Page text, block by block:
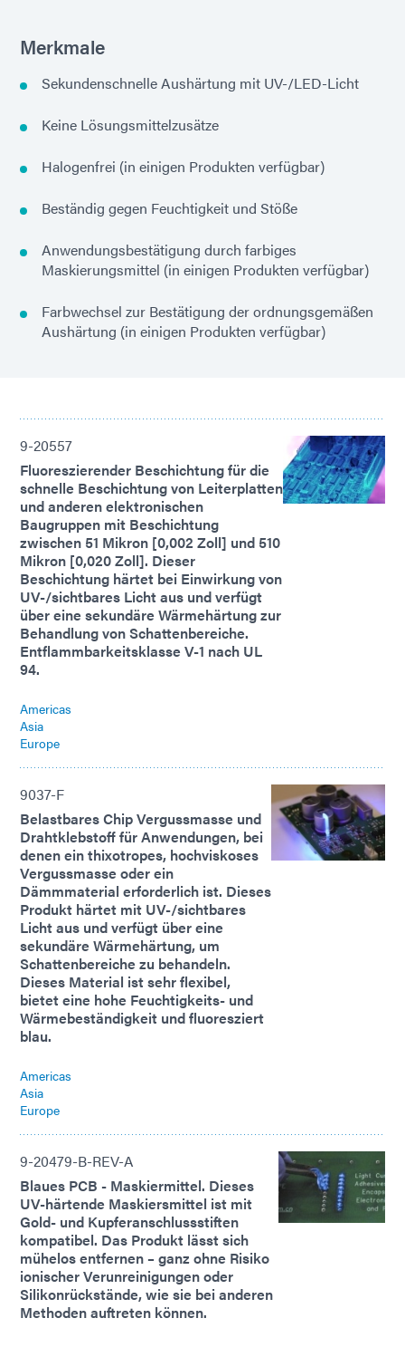
Merkmale
Sekundenschnelle Aushärtung mit UV-/LED-Licht
Keine Lösungsmittelzusätze
Halogenfrei (in einigen Produkten verfügbar)
Beständig gegen Feuchtigkeit und Stöße
Anwendungsbestätigung durch farbiges
Maskierungsmittel (in einigen Produkten verfügbar)
Farbwechsel zur Bestätigung der ordnungsgemäßen
Aushärtung (in einigen Produkten verfügbar)
9-20557
Fluoreszierender Beschichtung für die
schnelle Beschichtung von Leiterplatten
und anderen elektronischen
Baugruppen mit Beschichtung
zwischen 51 Mikron [0,002 Zoll] und 510
Mikron [0,020 Zoll]. Dieser
Beschichtung härtet bei Einwirkung von
UV-/sichtbares Licht aus und verfügt
über eine sekundäre Wärmehärtung zur
Behandlung von Schattenbereiche.
Entflammbarkeitsklasse V-1 nach UL
94.
Americas
Asia
Europe
9037-F
Belastbares Chip Vergussmasse und
Drahtklebstoff für Anwendungen, bei
denen ein thixotropes, hochviskoses
Vergussmasse oder ein
Dämmmaterial erforderlich ist. Dieses
Produkt härtet mit UV-/sichtbares
Licht aus und verfügt über eine
sekundäre Wärmehärtung, um
Schattenbereiche zu behandeln.
Dieses Material ist sehr flexibel,
bietet eine hohe Feuchtigkeits- und
Wärmebeständigkeit und fluoresziert
blau.
Americas
Asia
Europe
9-20479-B-REV-A
Blaues PCB - Maskiermittel. Dieses
UV-härtende Maskiersmittel ist mit
Gold- und Kupferanschlussstiften
kompatibel. Das Produkt lässt sich
mühelos entfernen – ganz ohne Risiko
ionischer Verunreinigungen oder
Silikonrückstände, wie sie bei anderen
Methoden auftreten können.